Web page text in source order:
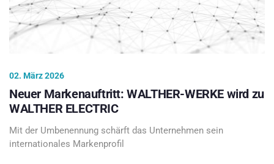
02. März 2026
Neuer Markenauftritt: WALTHER-WERKE wird zu
WALTHER ELECTRIC
Mit der Umbenennung schärft das Unternehmen sein
internationales Markenprofil